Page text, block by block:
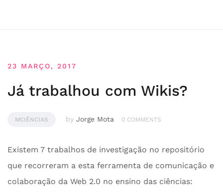
23 MARÇO, 2017
Já trabalhou com Wikis?
MCIÊNCIAS by Jorge Mota 0 COMMENTS
Existem 7 trabalhos de investigação no repositório
que recorreram a esta ferramenta de comunicação e
colaboração da Web 2.0 no ensino das ciências: